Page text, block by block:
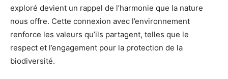
exploré devient un rappel de l’harmonie que la nature
nous offre. Cette connexion avec l’environnement
renforce les valeurs qu’ils partagent, telles que le
respect et l’engagement pour la protection de la
biodiversité.